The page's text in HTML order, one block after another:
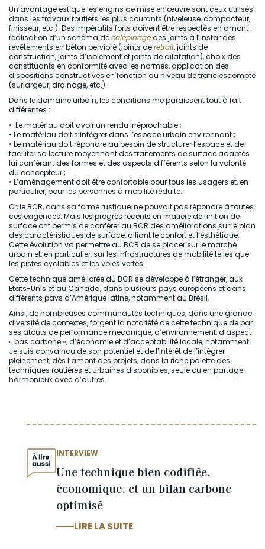
Un avantage est que les engins de mise en œuvre sont ceux utilisés
dans les travaux routiers les plus courants (niveleuse, compacteur,
finisseur, etc.). Des impératifs forts doivent être respectés en amont :
réalisation d’un schéma decalepinagedes joints à l’instar des
revêtements en béton pervibré (joints deretrait, joints de
construction, joints d’isolement et joints de dilatation), choix des
constituants en conformité avec les normes, application des
dispositions constructives en fonction du niveau de trafic escompté
(surlargeur, drainage, etc.).
Dans le domaine urbain, les conditions me paraissent tout à fait
différentes :
• Le matériau doit avoir un rendu irréprochable ;
• Le matériau doit s’intégrer dans l’espace urbain environnant ;
• Le matériau doit répondre au besoin de structurer l’espace et de
faciliter sa lecture moyennant des traitements de surface adaptés
lui conférant des formes et des aspects différents selon la volonté
du concepteur ;
• L’aménagement doit être confortable pour tous les usagers et, en
particulier, pour les personnes à mobilité réduite.
Or, le BCR, dans sa forme rustique, ne pouvait pas répondre à toutes
ces exigences. Mais les progrès récents en matière de finition de
surface ont permis de conférer au BCR des améliorations sur le plan
des caractéristiques de surface, alliant le confort et l’esthétique.
Cette évolution va permettre au BCR de se placer sur le marché
urbain et, en particulier, sur les infrastructures de mobilité telles que
les pistes cyclables et les voies vertes.
Cette technique améliorée du BCR se développe à l’étranger, aux
États-Unis et au Canada, dans plusieurs pays européens et dans
différents pays d’Amérique latine, notamment au Brésil.
Ainsi, de nombreuses communautés techniques, dans une grande
diversité de contextes, forgent la notoriété de cette technique de par
ses atouts de performance mécanique, d’environnement, d’aspect
« bas carbone », d’économie et d’acceptabilité locale, notamment.
Je suis convaincu de son potentiel et de l’intérêt de l’intégrer
pleinement, dès l’amont des projets, dans la riche palette des
techniques routières et urbaines disponibles, seule ou en partage
harmonieux avec d’autres.
INTERVIEW
Une technique bien codifiée,
économique, et un bilan carbone
optimisé
LIRE LA SUITE